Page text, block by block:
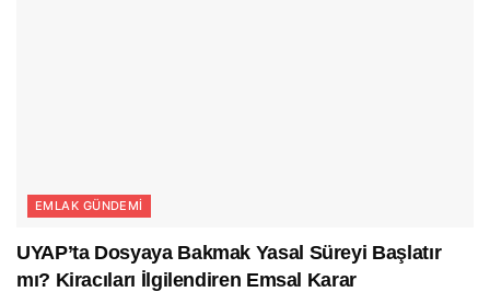
EMLAK GÜNDEMI
UYAP’ta Dosyaya Bakmak Yasal Süreyi Başlatır
mı? Kiracıları İlgilendiren Emsal Karar